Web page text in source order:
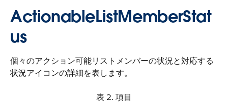
ActionableListMemberStat
us
個々のアクション可能リストメンバーの状況と対応する
状況アイコンの詳細を表します。
表 2. 項目